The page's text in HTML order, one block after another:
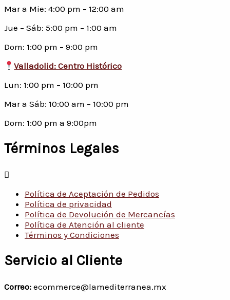
Mar a Mie: 4:00 pm – 12:00 am
Jue – Sáb: 5:00 pm – 1:00 am
Dom: 1:00 pm – 9:00 pm
Valladolid: Centro Histórico
Lun: 1:00 pm – 10:00 pm
Mar a Sáb: 10:00 am – 10:00 pm
Dom: 1:00 pm a 9:00pm
Términos Legales
Política de Aceptación de Pedidos
Política de privacidad
Política de Devolución de Mercancías
Política de Atención al cliente
Términos y Condiciones
Servicio al Cliente
Correo: ecommerce@lamediterranea.mx